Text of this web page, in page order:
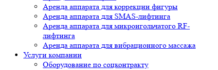
Аренда аппарата для коррекции фигуры
Аренда аппарата для SMAS-лифтинга
Аренда аппарата для микроигольчатого RF-
лифтинга
Аренда аппарата для вибрационного массажа
Услуги компании
Оборудование по соцконтракту